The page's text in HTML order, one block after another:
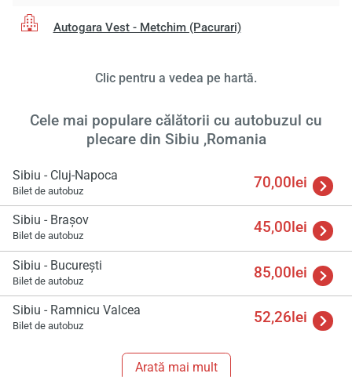
Autogara Vest - Metchim (Pacurari)
Clic pentru a vedea pe hartă.
Cele mai populare călătorii cu autobuzul cu
plecare din Sibiu ,Romania
Sibiu - Cluj-Napoca
Bilet de autobuz 70,00lei
Sibiu - Braşov
Bilet de autobuz 45,00lei
Sibiu - București
Bilet de autobuz 85,00lei
Sibiu - Ramnicu Valcea
Bilet de autobuz 52,26lei
Arată mai mult
va